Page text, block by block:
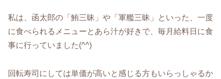
私は、函太郎の「鮪三昧」や「軍艦三昧」といった、一度
に食べられるメニューとあら汁が好きで、毎月給料日に食
事に行っていました(^^)
回転寿司にしては単価が高いと感じる方もいらっしゃるか